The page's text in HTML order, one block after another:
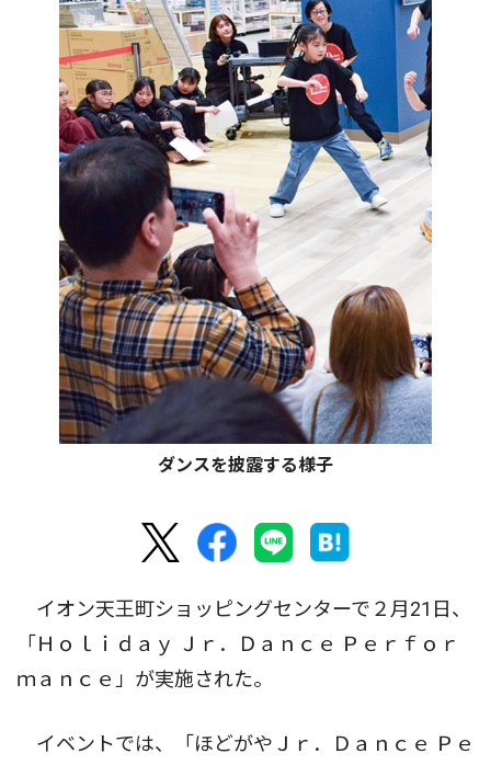
ダンスを披露する様子
イオン天王町ショッピングセンターで２月21日、
「Ｈｏｌｉｄａｙ Ｊｒ．Ｄａｎｃｅ Ｐｅｒｆｏｒ
ｍａｎｃｅ」が実施された。
イベントでは、「ほどがやＪｒ．Ｄａｎｃｅ Ｐｅ